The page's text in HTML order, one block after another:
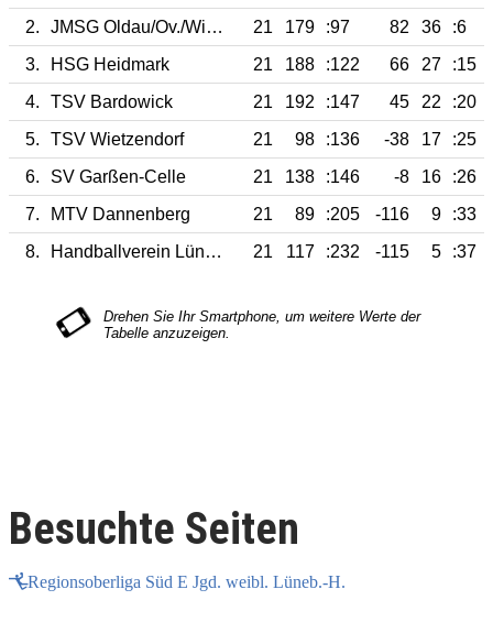
2.
JMSG Oldau/Ov./Wietze/F. Winsen 21 179 :97 82 36
:6
3.
HSG Heidmark 21 188 :122 66 27
:15
4.
TSV Bardowick 21 192 :147 45 22
:20
5.
TSV Wietzendorf 21 98 :136 -38 17
:25
6.
SV Garßen-Celle 21 138 :146 -8 16
:26
7.
MTV Dannenberg 21 89 :205 -116 9
:33
8.
Handballverein Lüneburg 21 117 :232 -115 5 :37
Besuchte Seiten
Regionsoberliga Süd E Jgd. weibl. Lüneb.-H.